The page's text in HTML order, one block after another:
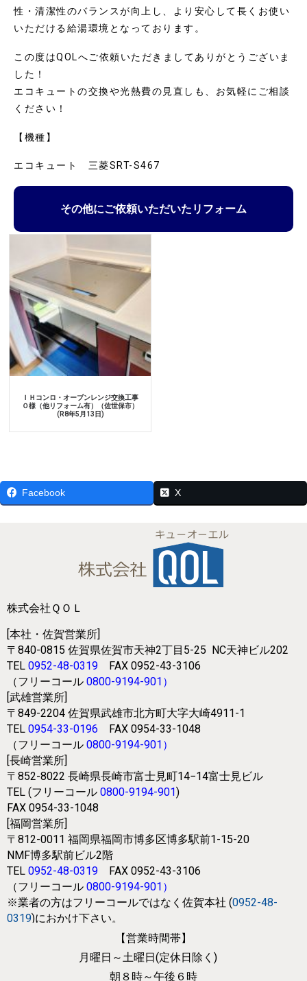
性・清潔性のバランスが向上し、より安心して長くお使い
いただける給湯環境となっております。
この度はQOLへご依頼いただきましてありがとうございま
した！
エコキュートの交換や光熱費の見直しも、お気軽にご相談
ください！
【機種】
エコキュート 三菱SRT-S467
その他にご依頼いただいたリフォーム
ＩＨコンロ・オーブンレンジ交換工事
Ｏ様（他リフォーム有）（佐世保市）
(R8年5月13日)
Facebook X
株式会社ＱＯＬ
[本社・佐賀営業所]
〒840-0815 佐賀県佐賀市天神2丁目5-25 NC天神ビル202
TEL 0952-48-0319
FAX 0952-43-3106
（フリーコール 0800-9194-901 ）
[武雄営業所]
〒849-2204 佐賀県武雄市北方町大字大崎4911-1
TEL 0954-33-0196
FAX 0954-33-1048
（フリーコール 0800-9194-901 ）
[長崎営業所]
〒852-8022 長崎県長崎市富士見町14−14富士見ビル
TEL (フリーコール 0800-9194-901)
FAX 0954-33-1048
[福岡営業所]
〒812-0011 福岡県福岡市博多区博多駅前1-15-20
NMF博多駅前ビル2階
TEL 0952-48-0319
FAX 0952-43-3106
（フリーコール 0800-9194-901 ）
※業者の方はフリーコールではなく 佐賀本社 (0952-48-
0319)におかけ下さい。
【営業時間帯】
月曜日～土曜日(定休日除く)
朝８時～午後６時